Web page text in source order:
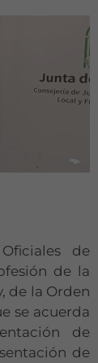
de
de la
de la Orden
se acuerda
de
de